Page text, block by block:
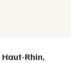
Haut-Rhin,